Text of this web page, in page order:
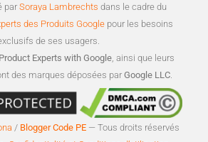
parSoraya Lambrechts dans le cadre du
des Produits Google pour les besoins
de ses usagers.
Product Experts with Google, ainsi que leurs
des marques déposées par Google LLC
/ Blogger Code PE — Tous droits réservés